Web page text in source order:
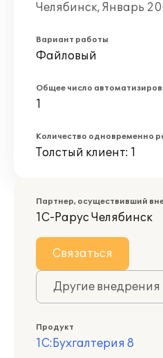
Челябинск, Январь
Вариант работы
Файловый
Общее число
1
Количество одновременно
Толстый клиент: 1
Партнер, осуществивший
1С-Рарус Челябинск
Связаться
Другие
Продукт
1С:Бухгалтерия 8